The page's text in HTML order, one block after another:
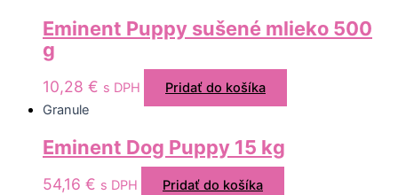
Eminent Puppy sušené mlieko 500
g
10,28 € s DPH
Pridať do košíka
Granule
Eminent Dog Puppy 15 kg
54,16 € s DPH
Pridať do košíka